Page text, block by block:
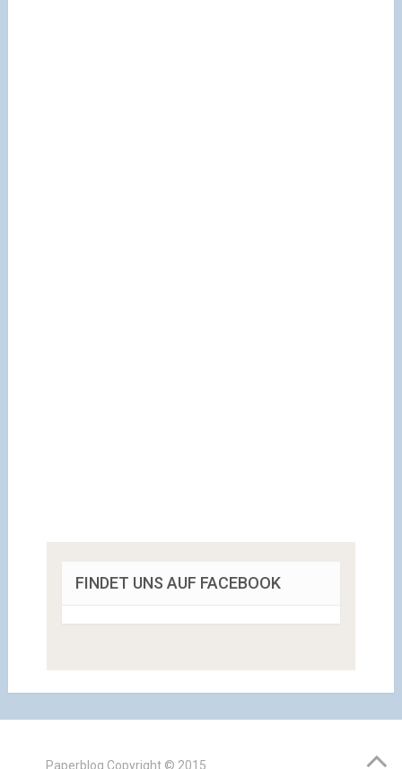
FINDET UNS AUF FACEBOOK
Paperblog Copyright © 2015.